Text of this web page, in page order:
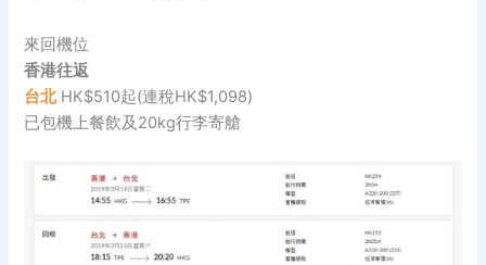
來回機位
香港往返
台北HK$510起(連稅HK$1,098)
已包機上餐飲及20kg行李寄艙